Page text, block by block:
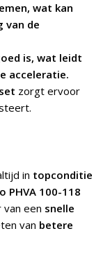
wat kan
van de
is, wat leidt
acceleratie.
zorgt ervoor
in topconditie
PHVA 100-118
een snelle
van betere